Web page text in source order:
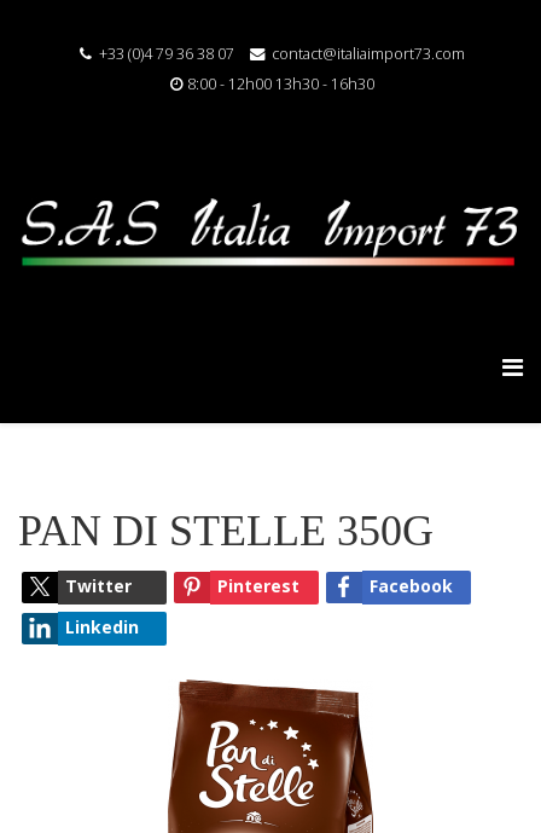
+33 (0)4 79 36 38 07
contact@italiaimport73.com
8:00 - 12h00 13h30 - 16h30
PAN DI STELLE 350G
Twitter Pinterest
Facebook
Linkedin